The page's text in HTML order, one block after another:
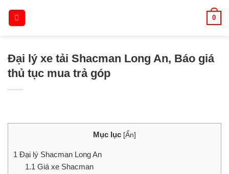
0
Đại lý xe tải Shacman Long An, Báo giá
thủ tục mua trả góp
Mục lục [Ẩn]
1 Đại lý Shacman Long An
1.1 Giá xe Shacman